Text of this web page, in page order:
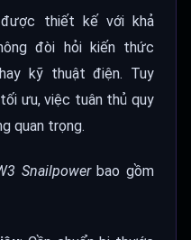
được thiết kế với khả
đòi hỏi kiến thức
kỹ thuật điện. Tuy
ưu, việc tuân thủ quy
quan trọng.
Snailpowerbao gồm